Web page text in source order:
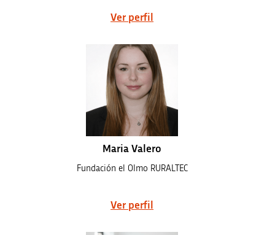
Ver perfil
Maria Valero
Fundación el Olmo RURALTEC
Ver perfil